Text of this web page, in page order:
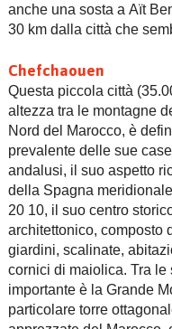
anche una sosta a Aït
30 km dalla città che
Chefchaouen
Questa piccola città
altezza tra le montagne
Nord del Marocco, è
prevalente delle sue
andalusi, il suo aspetto
della Spagna
20 10, il suo centro
architettonico, composto
giardini, scalinate,
cornici di maiolica. Tra le
importante è la Grande
particolare torre